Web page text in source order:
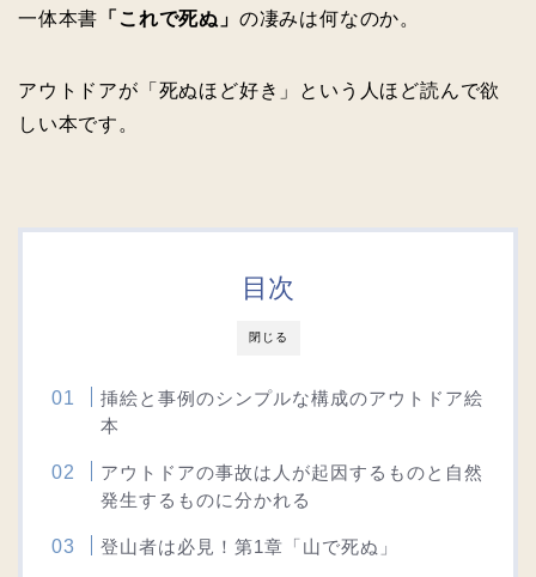
一体本書 「これで死ぬ」 の凄みは何なのか。
アウトドアが「死ぬほど好き」という人ほど読んで欲
しい本です。
閉じる
目次
挿絵と事例のシンプルな構成のアウトドア絵
本
アウトドアの事故は人が起因するものと自然
発生するものに分かれる
登山者は必見！第1章「山で死ぬ」